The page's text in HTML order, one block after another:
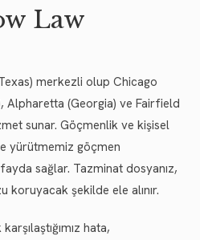
Law
merkezli olup Chicago
Alpharetta (Georgia) ve Fairfield
sunar. Göçmenlik ve kişisel
yürütmemiz göçmen
sağlar. Tazminat dosyanız,
koruyacak şekilde ele alınır.
hata,